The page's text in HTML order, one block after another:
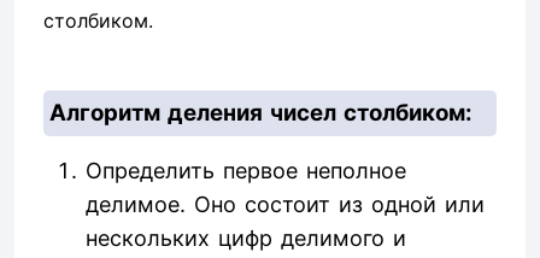
столбиком.
Алгоритм деления чисел столбиком:
Определить первое неполное
делимое. Оно состоит из одной или
нескольких цифр делимого и